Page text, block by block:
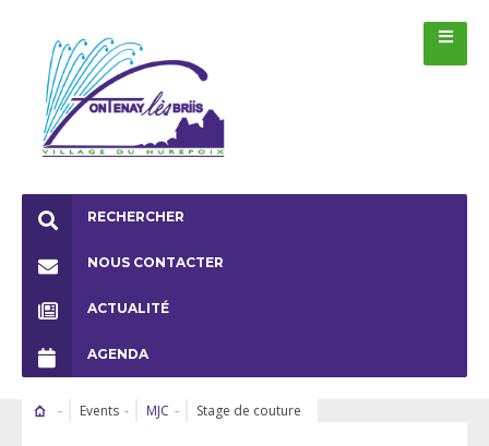
RECHERCHER
NOUS CONTACTER
ACTUALITÉ
AGENDA
Events MJC Stage de couture